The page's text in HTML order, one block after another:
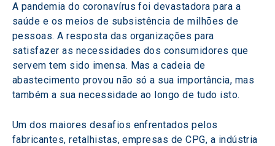
A pandemia do coronavírus foi devastadora para a
saúde e os meios de subsistência de milhões de
pessoas. A resposta das organizações para
satisfazer as necessidades dos consumidores que
servem tem sido imensa. Mas a cadeia de
abastecimento provou não só a sua importância, mas
também a sua necessidade ao longo de tudo isto.
Um dos maiores desafios enfrentados pelos
fabricantes, retalhistas, empresas de CPG, a indústria